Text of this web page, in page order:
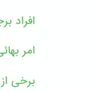
افراد
امر
برخی از